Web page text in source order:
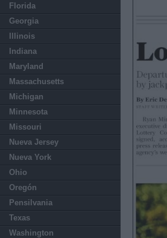
Florida
Georgia
Illinois
Indiana
Maryland
Massachusetts
Michigan
Minnesota
Missouri
Nueva Jersey
Nueva York
Ohio
Oregón
Pensilvania
Texas
Washington